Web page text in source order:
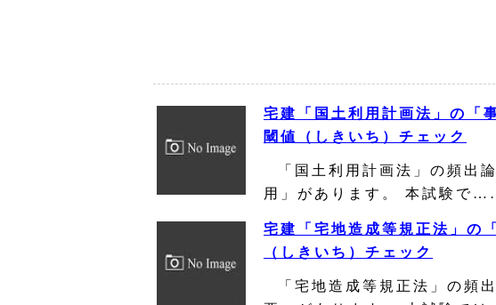
宅建「国土利用計画法」の「
閾値（しきいち）チェック
「国土利用計画法」の頻出
用」があります。 本試験で
宅建「宅地造成等規正法」の
（しきいち）チェック
「宅地造成等規正法」の頻